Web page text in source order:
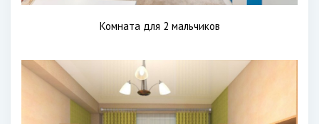
Комната для 2 мальчиков